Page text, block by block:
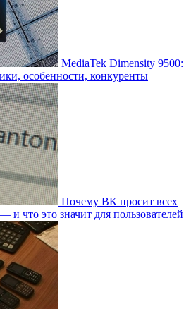
MediaTek Dimensity 9500:
особенности, конкуренты
Почему ВК просит всех
и что это значит для пользователей